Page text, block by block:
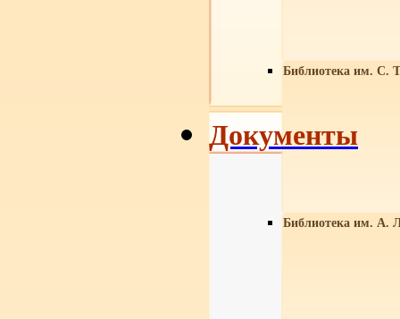
Библиотека им. С.
Библиотека им. А.
Документы